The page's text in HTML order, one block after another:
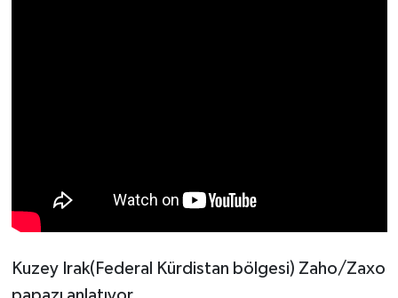
Kuzey Irak(Federal Kürdistan bölgesi) Zaho/Zaxo